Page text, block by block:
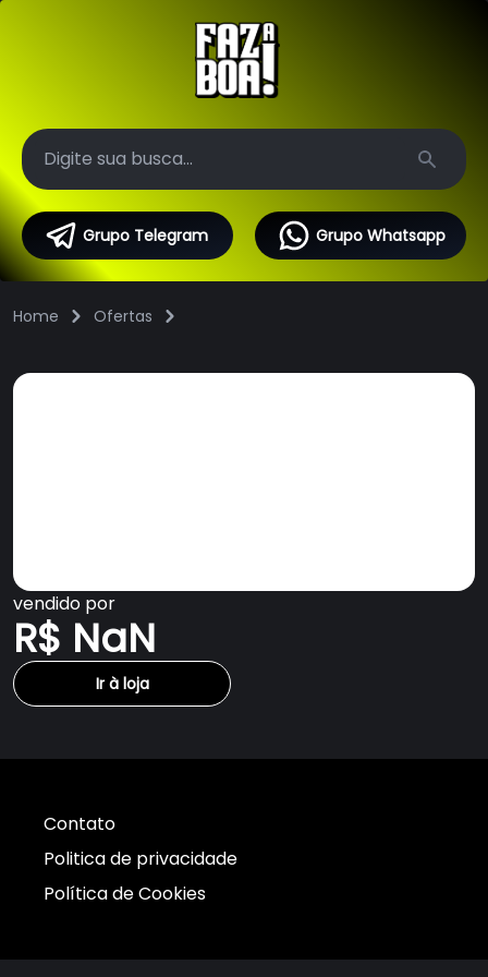
Search
Grupo Telegram Grupo Whatsapp
Home Ofertas
vendido por
R$ NaN
Ir à loja
Contato
Politica de privacidade
Política de Cookies